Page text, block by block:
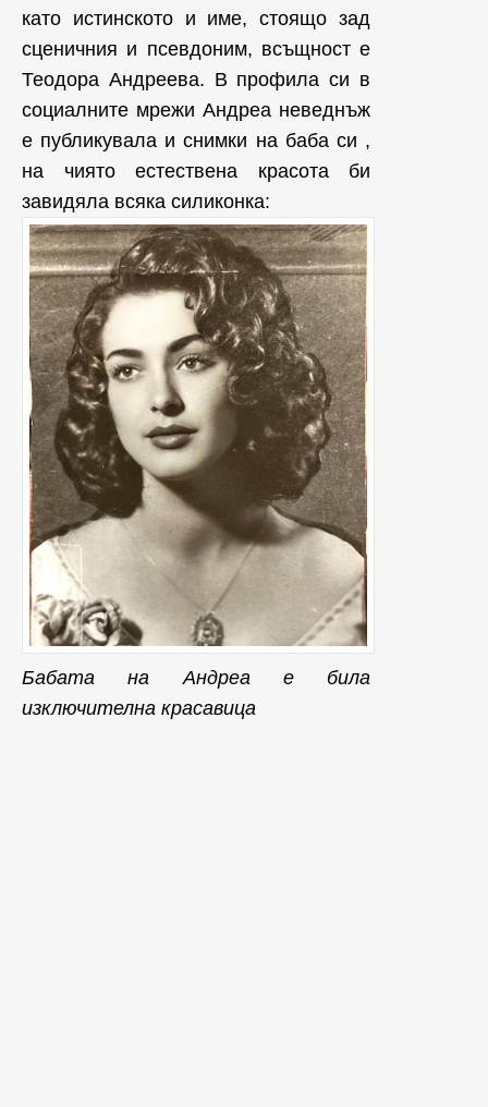
като истинското и име, стоящо зад
сценичния и псевдоним, всъщност е
Теодора Андреева. В профила си в
социалните мрежи Андреа неведнъж
е публикувала иснимки на баба си ,
на чиято естествена красота би
завидяла всяка силиконка:
Бабата на Андреа е била
изключителна красавица